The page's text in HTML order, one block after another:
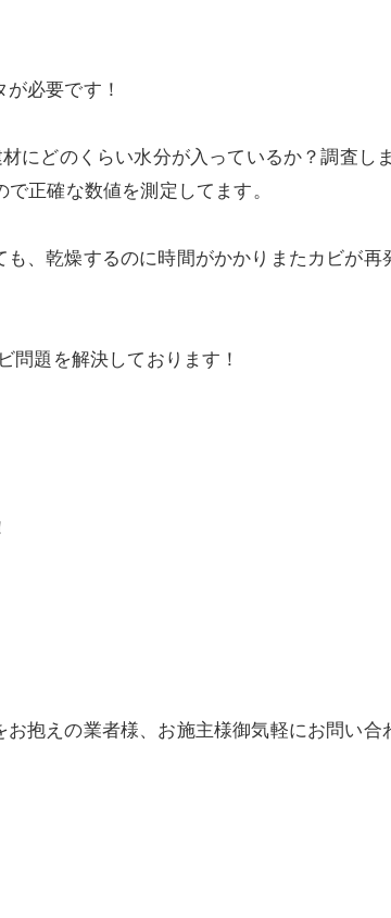
必要です！
にどのくらい水分が入っているか？調査し
正確な数値を測定してます。
、乾燥するのに時間がかかりまたカビが
問題を解決しております！
抱えの業者様、お施主様御気軽にお問い合